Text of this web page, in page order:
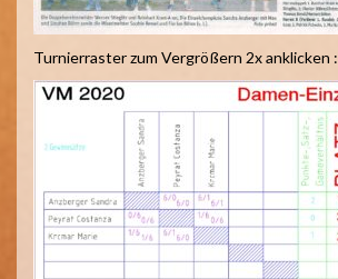
Turnierraster zum Vergrößern 2x anklicken :